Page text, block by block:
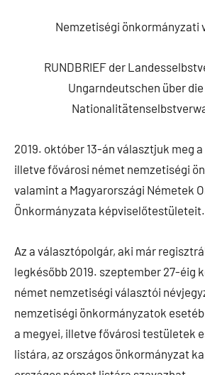
Nemzetiségi önkormányzati
RUNDBRIEF der
Ungarndeutschen über
2019. október 13-án választjuk meg
illetve fővárosi német nemzetiségi
valamint a Magyarországi Németek
Önkormányzata képviselőtestületeit.
Az a választópolgár, aki már
legkésőbb 2019. szeptember 27-éig
német nemzetiségi választói
nemzetiségi önkormányzatok
a megyei, illetve fővárosi testületek
listára, az országos önkormányzat